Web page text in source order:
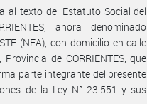
al texto del Estatuto Social del
ahora denominado
(NEA), con domicilio en calle
de CORRIENTES, que
parte integrante del presente
de la Ley N° 23.551 y sus